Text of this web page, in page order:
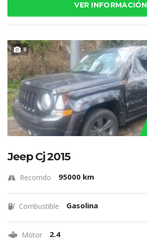
VER INFORMACIÓN
8
Jeep Cj 2015
Recorrido 95000 km
Combustible Gasolina
Motor 2.4